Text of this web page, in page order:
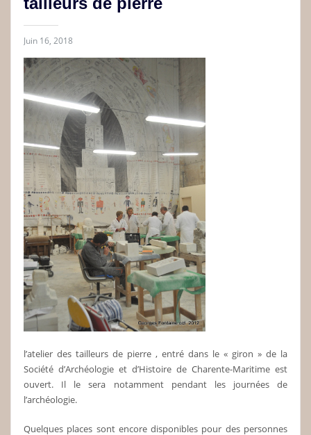
Juin 16, 2018
l’atelier des tailleurs de pierre , entré dans le « giron » de la
Société d’Archéologie et d’Histoire de Charente-Maritime est
ouvert. Il le sera notamment pendant les journées de
l’archéologie.
Quelques places sont encore disponibles pour des personnes